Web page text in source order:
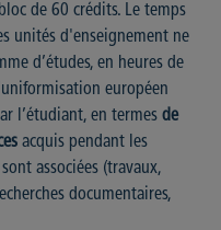
de 60 crédits. Le temps
unités d'enseignement ne
d’études, en heures de
européen
l’étudiant, en termes de
acquis pendant les
associées (travaux,
documentaires,